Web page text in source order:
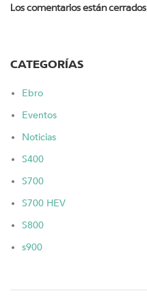
Los comentarios están cerrados
CATEGORÍAS
Ebro
Eventos
Noticias
S400
S700
S700 HEV
S800
s900